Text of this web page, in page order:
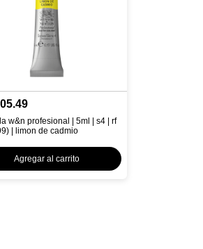
w&n profesional | 5ml | s4 | rf
| limon de cadmio
Agregar al carrito